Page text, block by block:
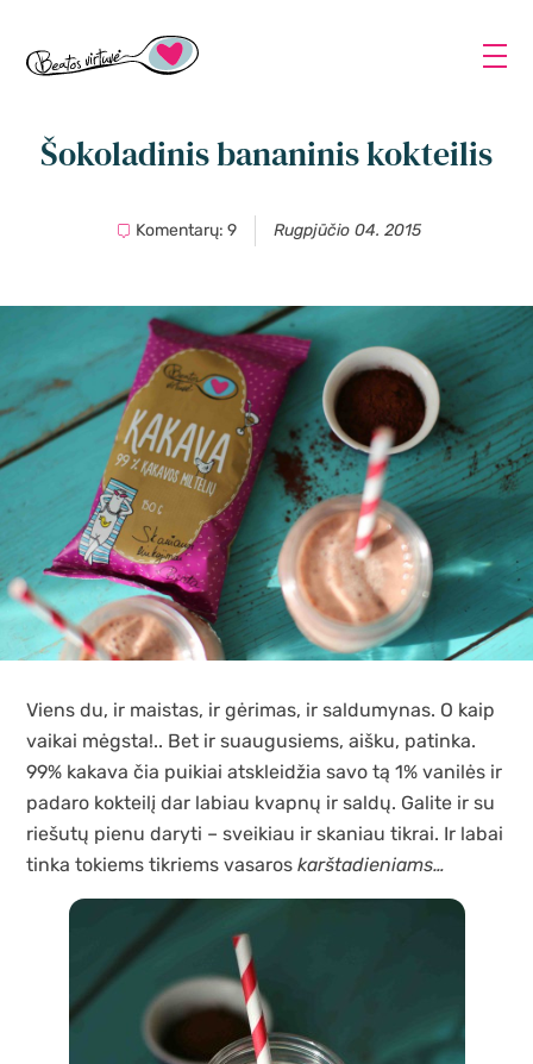
Šokoladinis bananinis kokteilis
Komentarų: 9 Rugpjūčio 04. 2015
Viens du, ir maistas, ir gėrimas, ir saldumynas. O kaip
vaikai mėgsta!.. Bet ir suaugusiems, aišku, patinka.
99% kakava čia puikiai atskleidžia savo tą 1% vanilės ir
padaro kokteilį dar labiau kvapnų ir saldų. Galite ir su
riešutų pienu daryti – sveikiau ir skaniau tikrai. Ir labai
tinka tokiems tikriems vasaros karštadieniams…